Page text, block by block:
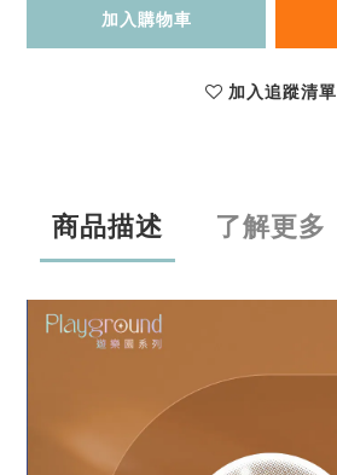
加入購物車
加入追蹤清單
商品描述 了解更多